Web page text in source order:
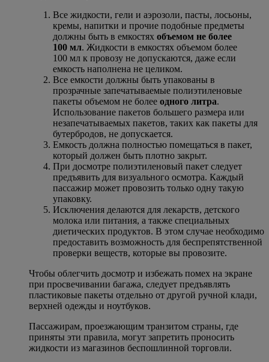
Все жидкости, гели и аэрозоли, пасты, лосьоны,
кремы, напитки и прочие подобные предметы
должны быть в емкостях объемом не более
100 мл. Жидкости в емкостях объемом более
100 мл к провозу не допускаются, даже если
емкость наполнена не целиком.
Все емкости должны быть упакованы в
прозрачные запечатываемые полиэтиленовые
пакеты объемом не более одного литра.
Использование пакетов большего размера или
незапечатываемых пакетов, таких как пакеты для
бутербродов, не допускается.
Емкость должна полностью помещаться в пакет,
который должен быть плотно закрыт.
При досмотре полиэтиленовый пакет следует
предъявить для визуального осмотра. Каждый
пассажир может провозить только одну такую
упаковку.
Исключения делаются для лекарств, детского
молока или питания, а также специальных
диетических продуктов. В этом случае необходимо
предоставить возможность для беспрепятственной
проверки веществ, которые вы провозите.
Чтобы облегчить досмотр и избежать помех на экране
при просвечивании багажа, следует предъявлять
пластиковые пакеты отдельно от другой ручной клади,
верхней одежды и ноутбуков.
Пассажирам, проезжающим транзитом страны, где
приняты эти правила, могут запретить проносить
жидкости из магазинов беспошлинной торговли.